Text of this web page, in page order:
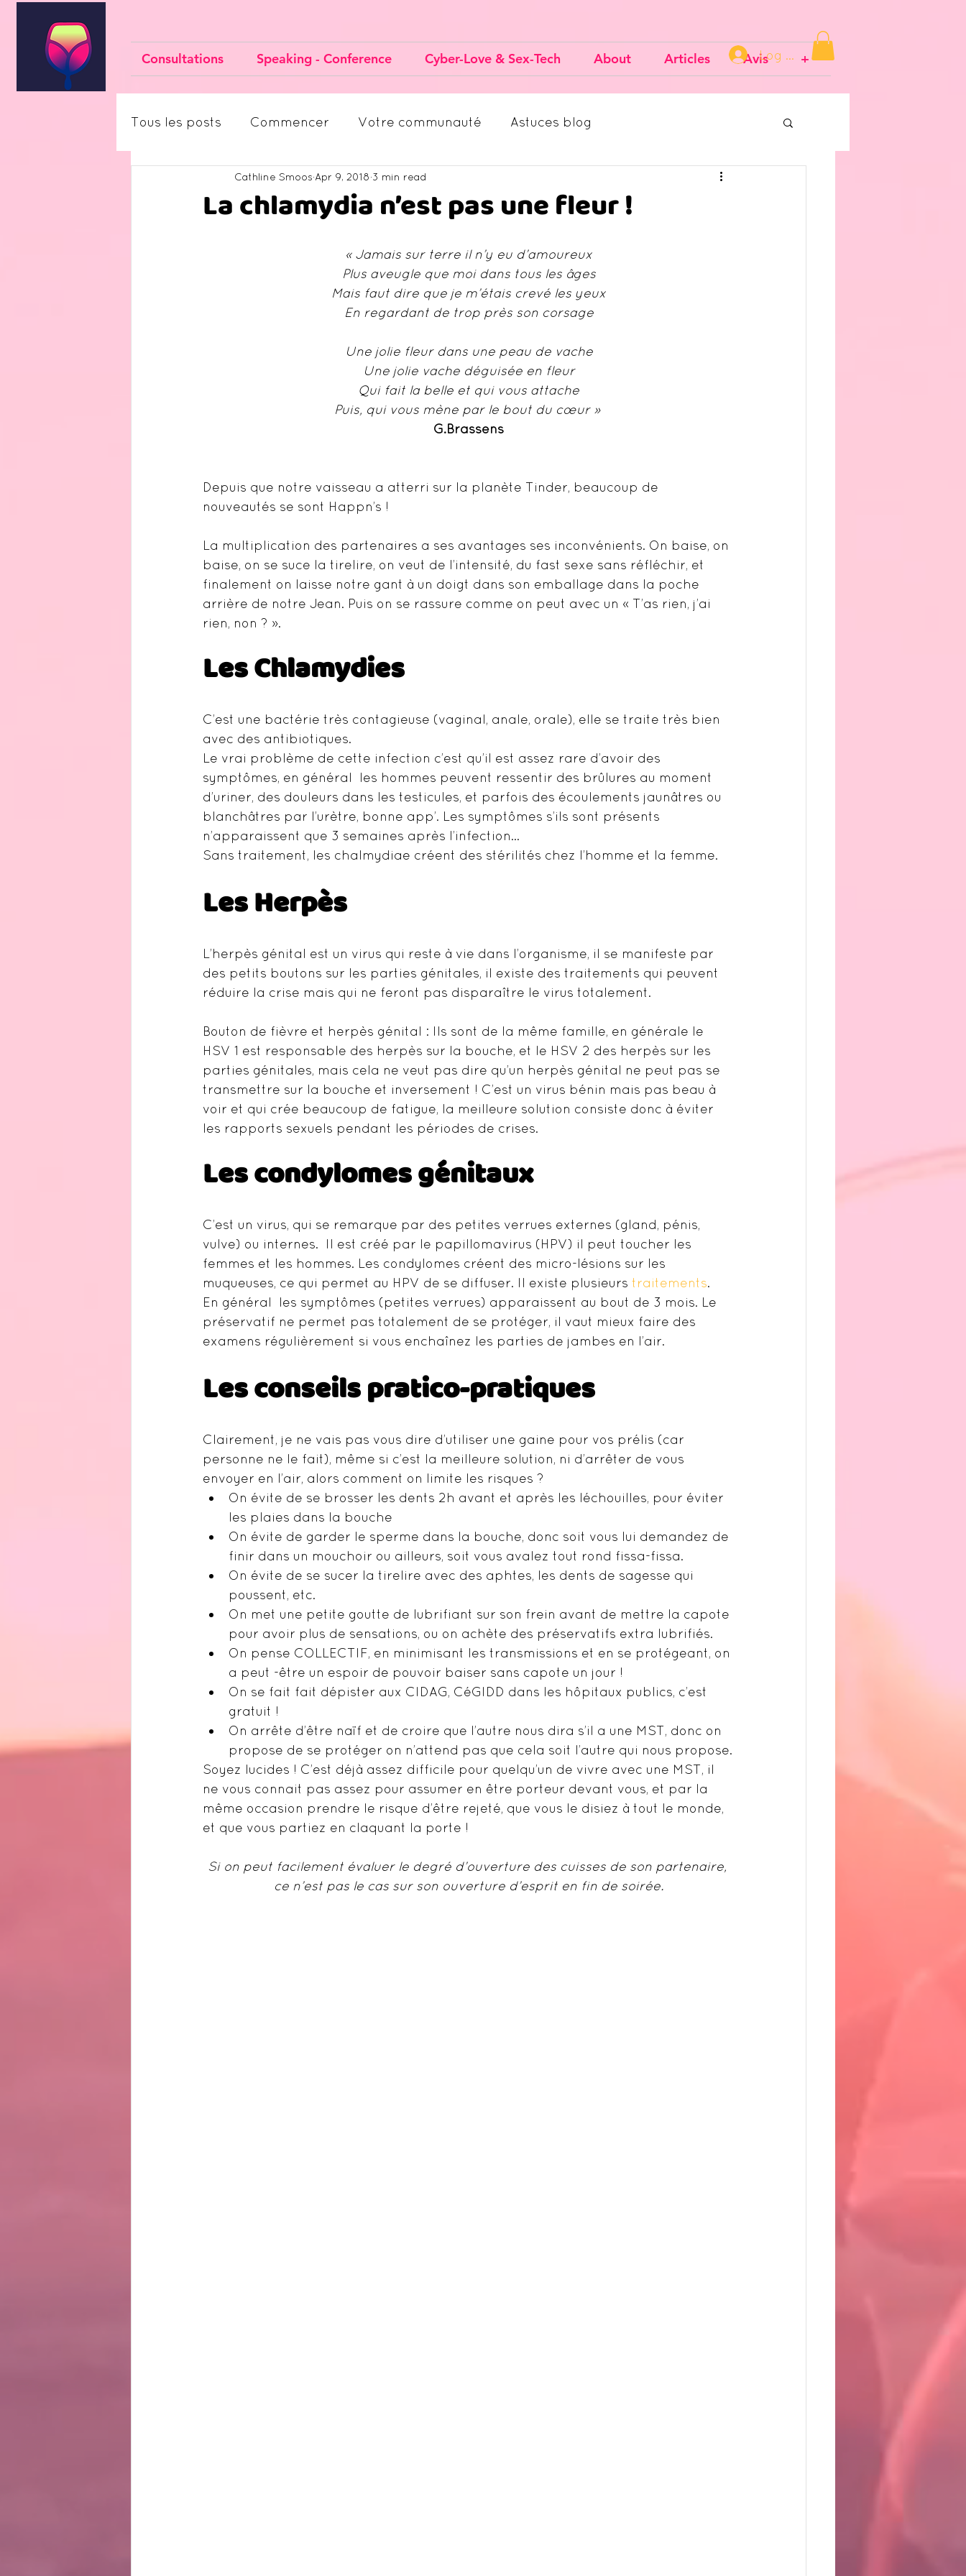
Consultations Speaking - Conference Cyber-Love & Sex-Tech About Articles Avis +
Log In
Tous les posts Commencer Votre communauté Astuces blog
La chlamydia n’est pas une fleur !
Cathline Smoos Apr 9, 2018 3 min read
« Jamais sur terre il n’y eu d’amoureux
Plus aveugle que moi dans tous les âges
Mais faut dire que je m’étais crevé les yeux
En regardant de trop près son corsage
Une jolie fleur dans une peau de vache
Une jolie vache déguisée en fleur
Qui fait la belle et qui vous attache
Puis, qui vous mène par le bout du cœur »
G.Brassens
Depuis que notre vaisseau a atterri sur la planète Tinder, beaucoup de
nouveautés se sont Happn’s !
La multiplication des partenaires a ses avantages ses inconvénients. On baise, on
baise, on se suce la tirelire, on veut de l’intensité, du fast sexe sans réfléchir, et
finalement on laisse notre gant à un doigt dans son emballage dans la poche
arrière de notre Jean. Puis on se rassure comme on peut avec un « T’as rien, j’ai
rien, non ? ».
Les Chlamydies
C’est une bactérie très contagieuse (vaginal, anale, orale), elle se traite très bien
avec des antibiotiques.
Le vrai problème de cette infection c’est qu’il est assez rare d’avoir des
symptômes, en général  les hommes peuvent ressentir des brûlures au moment
d’uriner, des douleurs dans les testicules, et parfois des écoulements jaunâtres ou
blanchâtres par l’urètre, bonne app’. Les symptômes s’ils sont présents
n’apparaissent que 3 semaines après l’infection…
Sans traitement, les chalmydiae créent des stérilités chez l’homme et la femme.
Les Herpès
L’herpès génital est un virus qui reste à vie dans l’organisme, il se manifeste par
des petits boutons sur les parties génitales, il existe des traitements qui peuvent
réduire la crise mais qui ne feront pas disparaître le virus totalement.
Bouton de fièvre et herpès génital : Ils sont de la même famille, en générale le
HSV 1 est responsable des herpès sur la bouche, et le HSV 2 des herpès sur les
parties génitales, mais cela ne veut pas dire qu’un herpès génital ne peut pas se
transmettre sur la bouche et inversement ! C’est un virus bénin mais pas beau à
voir et qui crée beaucoup de fatigue, la meilleure solution consiste donc à éviter
les rapports sexuels pendant les périodes de crises.
Les condylomes génitaux
C’est un virus, qui se remarque par des petites verrues externes (gland, pénis,
vulve) ou internes.  Il est créé par le papillomavirus (HPV) il peut toucher les
femmes et les hommes. Les condylomes créent des micro-lésions sur les
muqueuses, ce qui permet au HPV de se diffuser. Il existe plusieurs traitements.
En général  les symptômes (petites verrues) apparaissent au bout de 3 mois. Le
préservatif ne permet pas totalement de se protéger, il vaut mieux faire des
examens régulièrement si vous enchaînez les parties de jambes en l’air.
Les conseils pratico-pratiques
Clairement, je ne vais pas vous dire d’utiliser une gaine pour vos prélis (car
personne ne le fait), même si c’est la meilleure solution, ni d’arrêter de vous
envoyer en l’air, alors comment on limite les risques ?
On évite de se brosser les dents 2h avant et après les léchouilles, pour éviter
les plaies dans la bouche
On évite de garder le sperme dans la bouche, donc soit vous lui demandez de
finir dans un mouchoir ou ailleurs, soit vous avalez tout rond fissa-fissa.
On évite de se sucer la tirelire avec des aphtes, les dents de sagesse qui
poussent, etc.
On met une petite goutte de lubrifiant sur son frein avant de mettre la capote
pour avoir plus de sensations, ou on achète des préservatifs extra lubrifiés.
On pense COLLECTIF, en minimisant les transmissions et en se protégeant, on
a peut -être un espoir de pouvoir baiser sans capote un jour !
On se fait fait dépister aux CIDAG, CéGIDD dans les hôpitaux publics, c’est
gratuit !
On arrête d’être naïf et de croire que l’autre nous dira s’il a une MST, donc on
propose de se protéger on n’attend pas que cela soit l’autre qui nous propose.
Soyez lucides ! C’est déjà assez difficile pour quelqu’un de vivre avec une MST, il
ne vous connait pas assez pour assumer en être porteur devant vous, et par la
même occasion prendre le risque d’être rejeté, que vous le disiez à tout le monde,
et que vous partiez en claquant la porte !
Si on peut facilement évaluer le degré d’ouverture des cuisses de son partenaire,
ce n’est pas le cas sur son ouverture d’esprit en fin de soirée.